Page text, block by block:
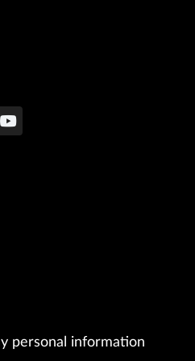
personal information